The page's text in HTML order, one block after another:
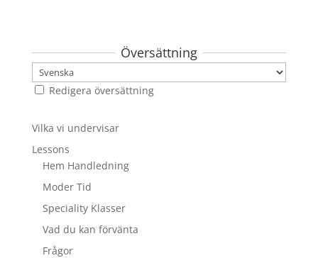
Översättning
Redigera översättning
Vilka vi undervisar
Lessons
Hem Handledning
Moder Tid
Speciality Klasser
Vad du kan förvänta
Frågor